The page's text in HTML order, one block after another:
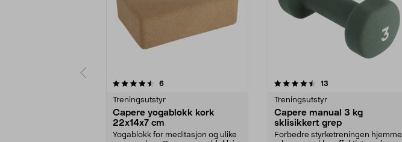
6anmeldelser
Treningsutstyr
Capere yogablokk kork
22x14x7 cm
Yogablokk for meditasjon og ulike
4.5 av 5 stjerner 13
Treningsutstyr
Capere manual 3 kg
sklisikkert grep
Forbedre styrketreningen hjemme
4.5 av 5 stjerner